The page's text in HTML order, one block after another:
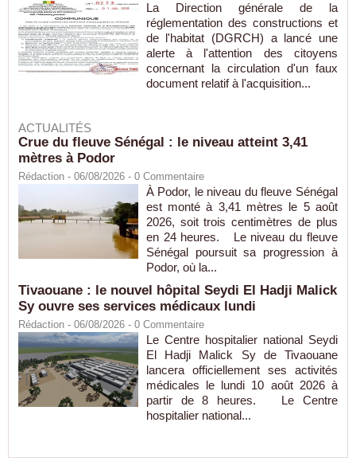
La Direction générale de la
réglementation des constructions et
de l'habitat (DGRCH) a lancé une
alerte à l'attention des citoyens
concernant la circulation d'un faux
document relatif à l'acquisition...
ACTUALITÉS
Crue du fleuve Sénégal : le niveau atteint 3,41
mètres à Podor
Rédaction - 06/08/2026 - 0 Commentaire
À Podor, le niveau du fleuve Sénégal
est monté à 3,41 mètres le 5 août
2026, soit trois centimètres de plus
en 24 heures. Le niveau du fleuve
Sénégal poursuit sa progression à
Podor, où la...
Tivaouane : le nouvel hôpital Seydi El Hadji Malick
Sy ouvre ses services médicaux lundi
Rédaction - 06/08/2026 - 0 Commentaire
Le Centre hospitalier national Seydi
El Hadji Malick Sy de Tivaouane
lancera officiellement ses activités
médicales le lundi 10 août 2026 à
partir de 8 heures. Le Centre
hospitalier national...